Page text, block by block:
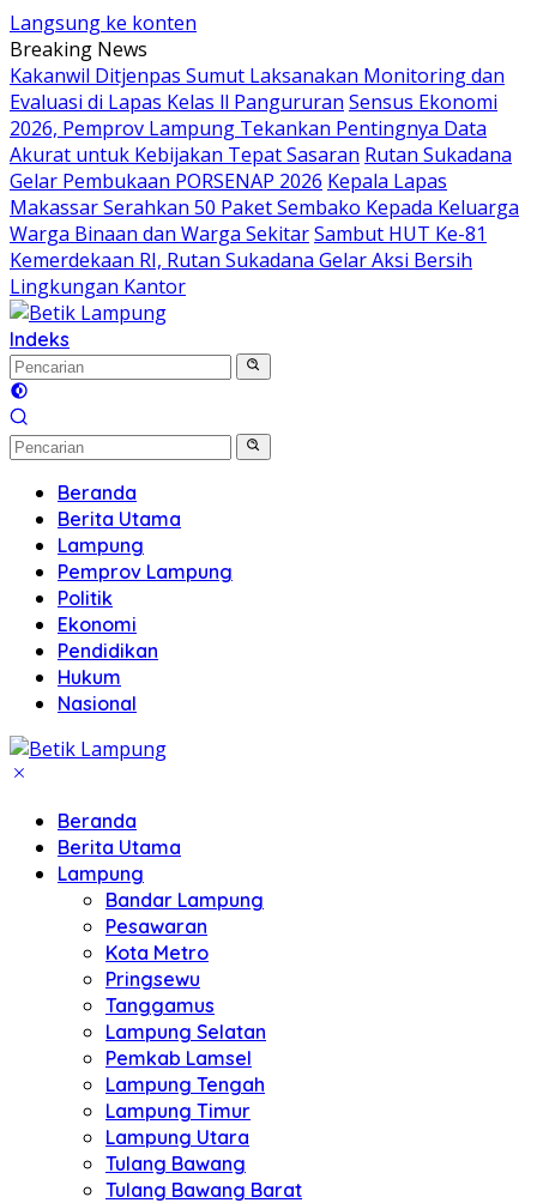
Langsung ke konten
Breaking News
Kakanwil Ditjenpas Sumut Laksanakan Monitoring dan
Evaluasi di Lapas Kelas ll Pangururan Sensus Ekonomi
2026, Pemprov Lampung Tekankan Pentingnya Data
Akurat untuk Kebijakan Tepat Sasaran Rutan Sukadana
Gelar Pembukaan PORSENAP 2026 Kepala Lapas
Makassar Serahkan 50 Paket Sembako Kepada Keluarga
Warga Binaan dan Warga SekitarSambut HUT Ke-81
Kemerdekaan RI, Rutan Sukadana Gelar Aksi Bersih
Lingkungan Kantor
Indeks
Beranda
Berita Utama
Lampung
Pemprov Lampung
Politik
Ekonomi
Pendidikan
Hukum
Nasional
Beranda
Berita Utama
Lampung
Bandar Lampung
Pesawaran
Kota Metro
Pringsewu
Tanggamus
Lampung Selatan
Pemkab Lamsel
Lampung Tengah
Lampung Timur
Lampung Utara
Tulang Bawang
Tulang Bawang Barat